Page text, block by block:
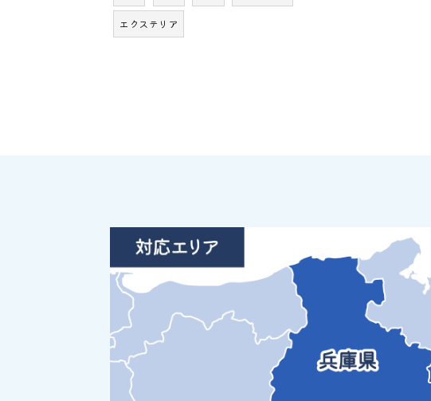
エクステリア